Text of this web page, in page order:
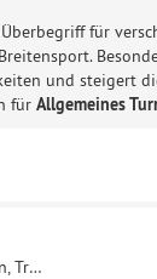
für
und steigert
für Allgemeines
Allgemeines Turnen, Trampolinturnen